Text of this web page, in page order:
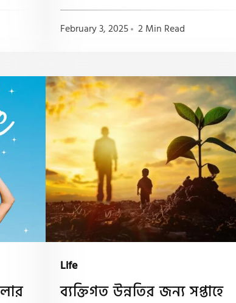
February 3, 2025 2 Min Read
Life
ব্যক্তিগত উন্নতির জন্য সপ্তাহে